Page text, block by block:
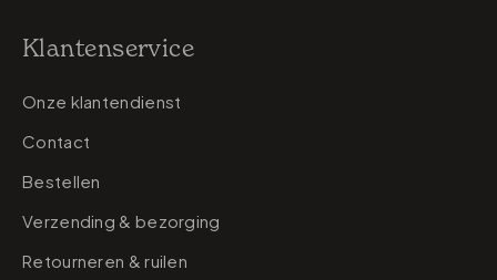
Klantenservice
Onze klantendienst
Contact
Bestellen
Verzending & bezorging
Retourneren & ruilen